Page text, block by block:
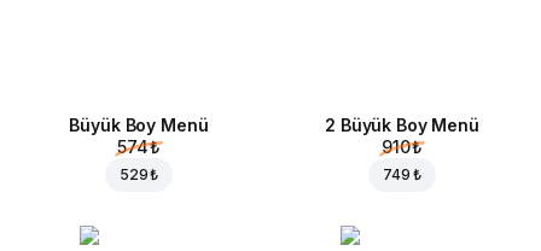
Büyük Boy Menü
574 ₺
529 ₺
2 Büyük Boy Menü
910 ₺
749 ₺